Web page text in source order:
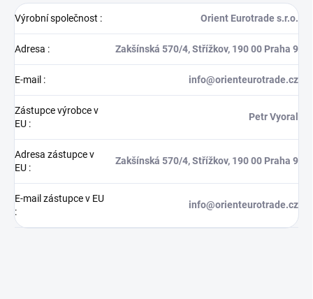
Výrobní společnost : Orient Eurotrade s.r.o.
Adresa : Zakšínská 570/4, Střížkov, 190 00 Praha 9
E-mail : info@orienteurotrade.cz
Zástupce výrobce v
EU :
Petr Vyoral
Adresa zástupce v
EU :
Zakšínská 570/4, Střížkov, 190 00 Praha 9
E-mail zástupce v EU
:
info@orienteurotrade.cz